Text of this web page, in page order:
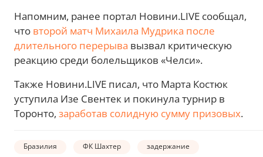
Напомним, ранее портал Новини.LIVE сообщал,
что второй матч Михаила Мудрика после
длительного перерыва вызвал критическую
реакцию среди болельщиков «Челси».
Также Новини.LIVE писал, что Марта Костюк
уступила Изе Свентек и покинула турнир в
Торонто, заработав солидную сумму призовых.
Бразилия ФК Шахтер задержание